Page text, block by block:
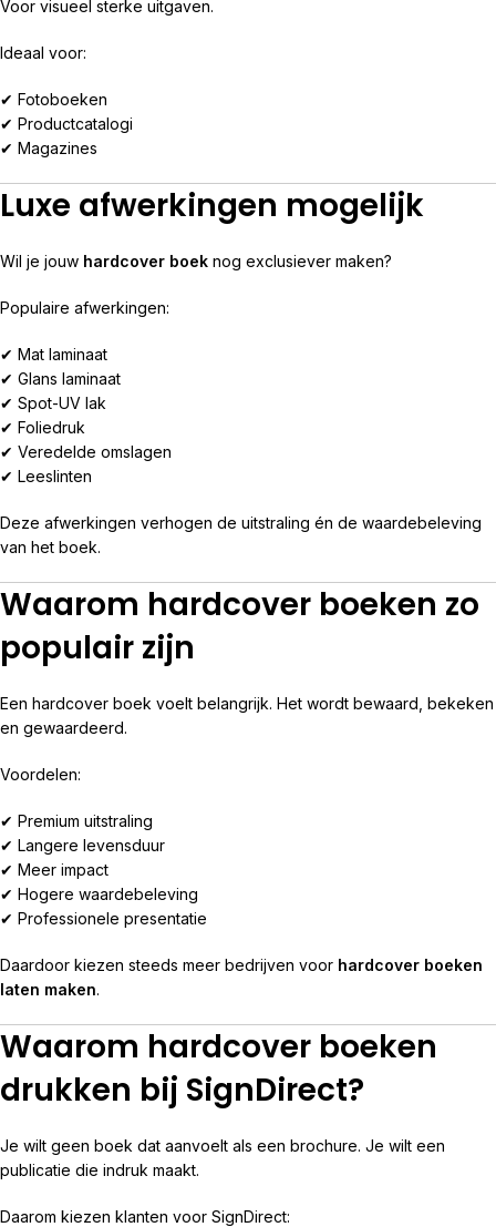
Voor visueel sterke uitgaven.
Ideaal voor:
✔ Fotoboeken
✔ Productcatalogi
✔ Magazines
Luxe afwerkingen mogelijk
Wil je jouw hardcover boek nog exclusiever maken?
Populaire afwerkingen:
✔ Mat laminaat
✔ Glans laminaat
✔ Spot-UV lak
✔ Foliedruk
✔ Veredelde omslagen
✔ Leeslinten
Deze afwerkingen verhogen de uitstraling én de waardebeleving
van het boek.
Waarom hardcover boeken zo
populair zijn
Een hardcover boek voelt belangrijk. Het wordt bewaard, bekeken
en gewaardeerd.
Voordelen:
✔ Premium uitstraling
✔ Langere levensduur
✔ Meer impact
✔ Hogere waardebeleving
✔ Professionele presentatie
Daardoor kiezen steeds meer bedrijven voor hardcover boeken
laten maken.
Waarom hardcover boeken
drukken bij SignDirect?
Je wilt geen boek dat aanvoelt als een brochure. Je wilt een
publicatie die indruk maakt.
Daarom kiezen klanten voor SignDirect: